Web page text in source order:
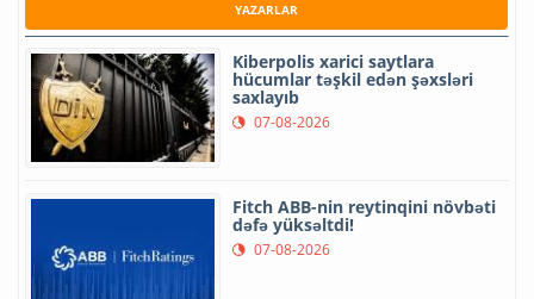
YAZARLAR
Kiberpolis xarici saytlara
hücumlar təşkil edən şəxsləri
saxlayıb
07-08-2026
Fitch ABB-nin reytinqini növbəti
dəfə yüksəltdi!
07-08-2026